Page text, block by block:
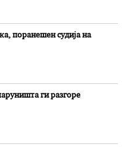
поранешен судија на
ги разгоре